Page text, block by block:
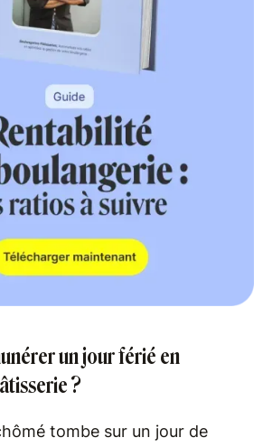
un jour férié en
?
tombe sur un jour de